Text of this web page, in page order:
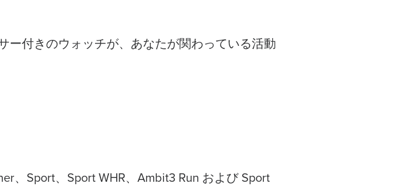
ー付きのウォッチが、あなたが関わっている活動
、Sport、Sport WHR、Ambit3 Run および Sport